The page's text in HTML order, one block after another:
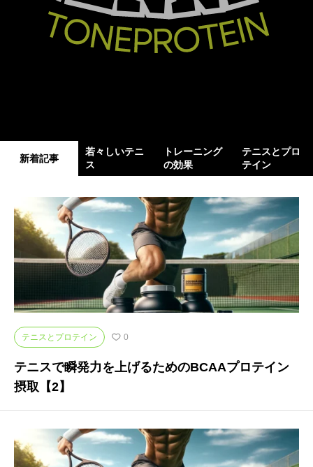
新着記事
若々しいテニ
ス
トレーニング
の効果
テニスとプロ
テイン
テニスとプロテイン 0
テニスで瞬発力を上げるためのBCAAプロテイン
摂取【2】